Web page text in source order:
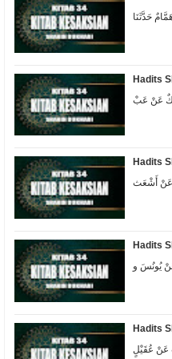
Hadits
Hadits
Hadits
Hadits